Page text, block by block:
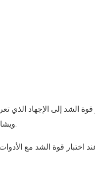
الشد إلى الإجهاد الذي
يتحمله العينة حتى يكسر هو قوة الشد ، المعبر عنها في MPA. ويشار إليها أيضًا باسم قوة الشد أو مقاومة الشد.